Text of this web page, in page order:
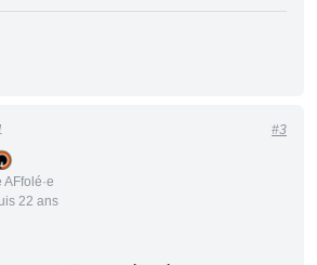
AFfolé·e
22 ans
#3